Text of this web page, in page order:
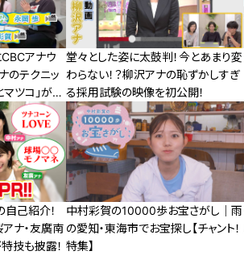
アナウ
のテクニッ
ツコ」がア
堂々とした姿に太鼓判！今とあまり変
わらない！？柳沢アナの恥ずかしすぎ
る採用試験の映像を初公開！
己紹介！
ナ・友廣南
技も披露！
中村彩賀の10000歩お宝さがし｜雨
の愛知・東海市でお宝探し【チャント！
特集】